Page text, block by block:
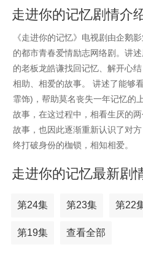
走进你的记忆剧情介
《走进你的记忆》电视剧由企鹅
的都市青春爱情励志网络剧。讲
的老板龙皓谦找回记忆、解开心
相助、相爱的故事。 讲述了能够
霏饰)，帮助莫名丧失一年记忆的
故事，在这过程中，相看生厌的
故事，也因此逐渐重新认识了对
终打破身份的枷锁，相知相爱。
走进你的记忆最新剧
第24集 第23集 第22
第19集 查看全部